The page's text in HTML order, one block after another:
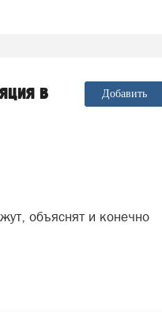
в
Добавить
объяснят и конечно